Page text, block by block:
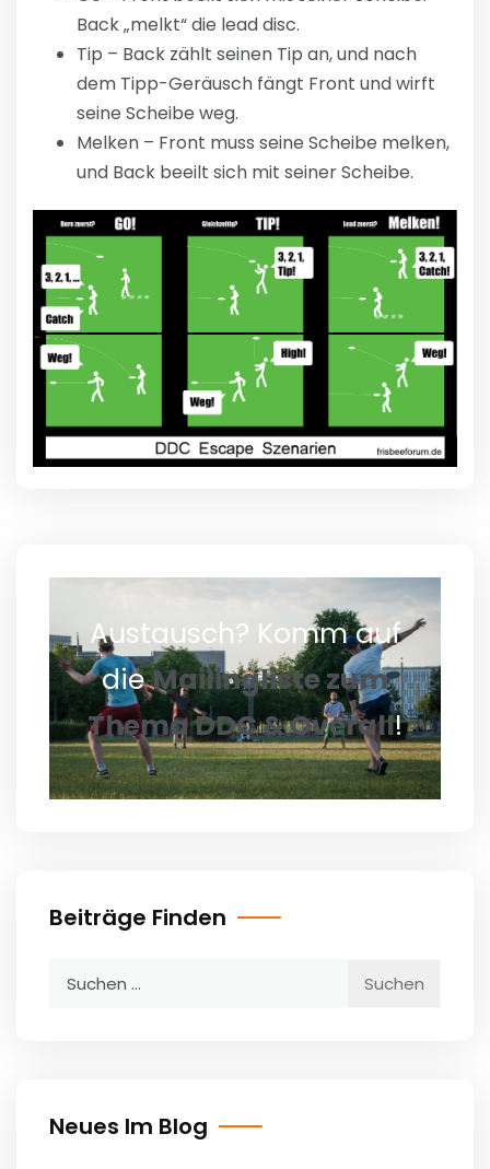
Back „melkt“ die lead disc.
Tip – Back zählt seinen Tip an, und nach
dem Tipp-Geräusch fängt Front und wirft
seine Scheibe weg.
Melken – Front muss seine Scheibe melken,
und Back beeilt sich mit seiner Scheibe.
Austausch? Komm auf
dieMailingliste zum
Thema DDC & Overall!
Beiträge Finden
Neues Im Blog